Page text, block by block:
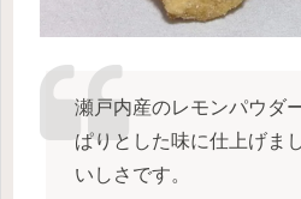
瀬戸内産のレモンパウダ
ぱりとした味に仕上げま
いしさです。